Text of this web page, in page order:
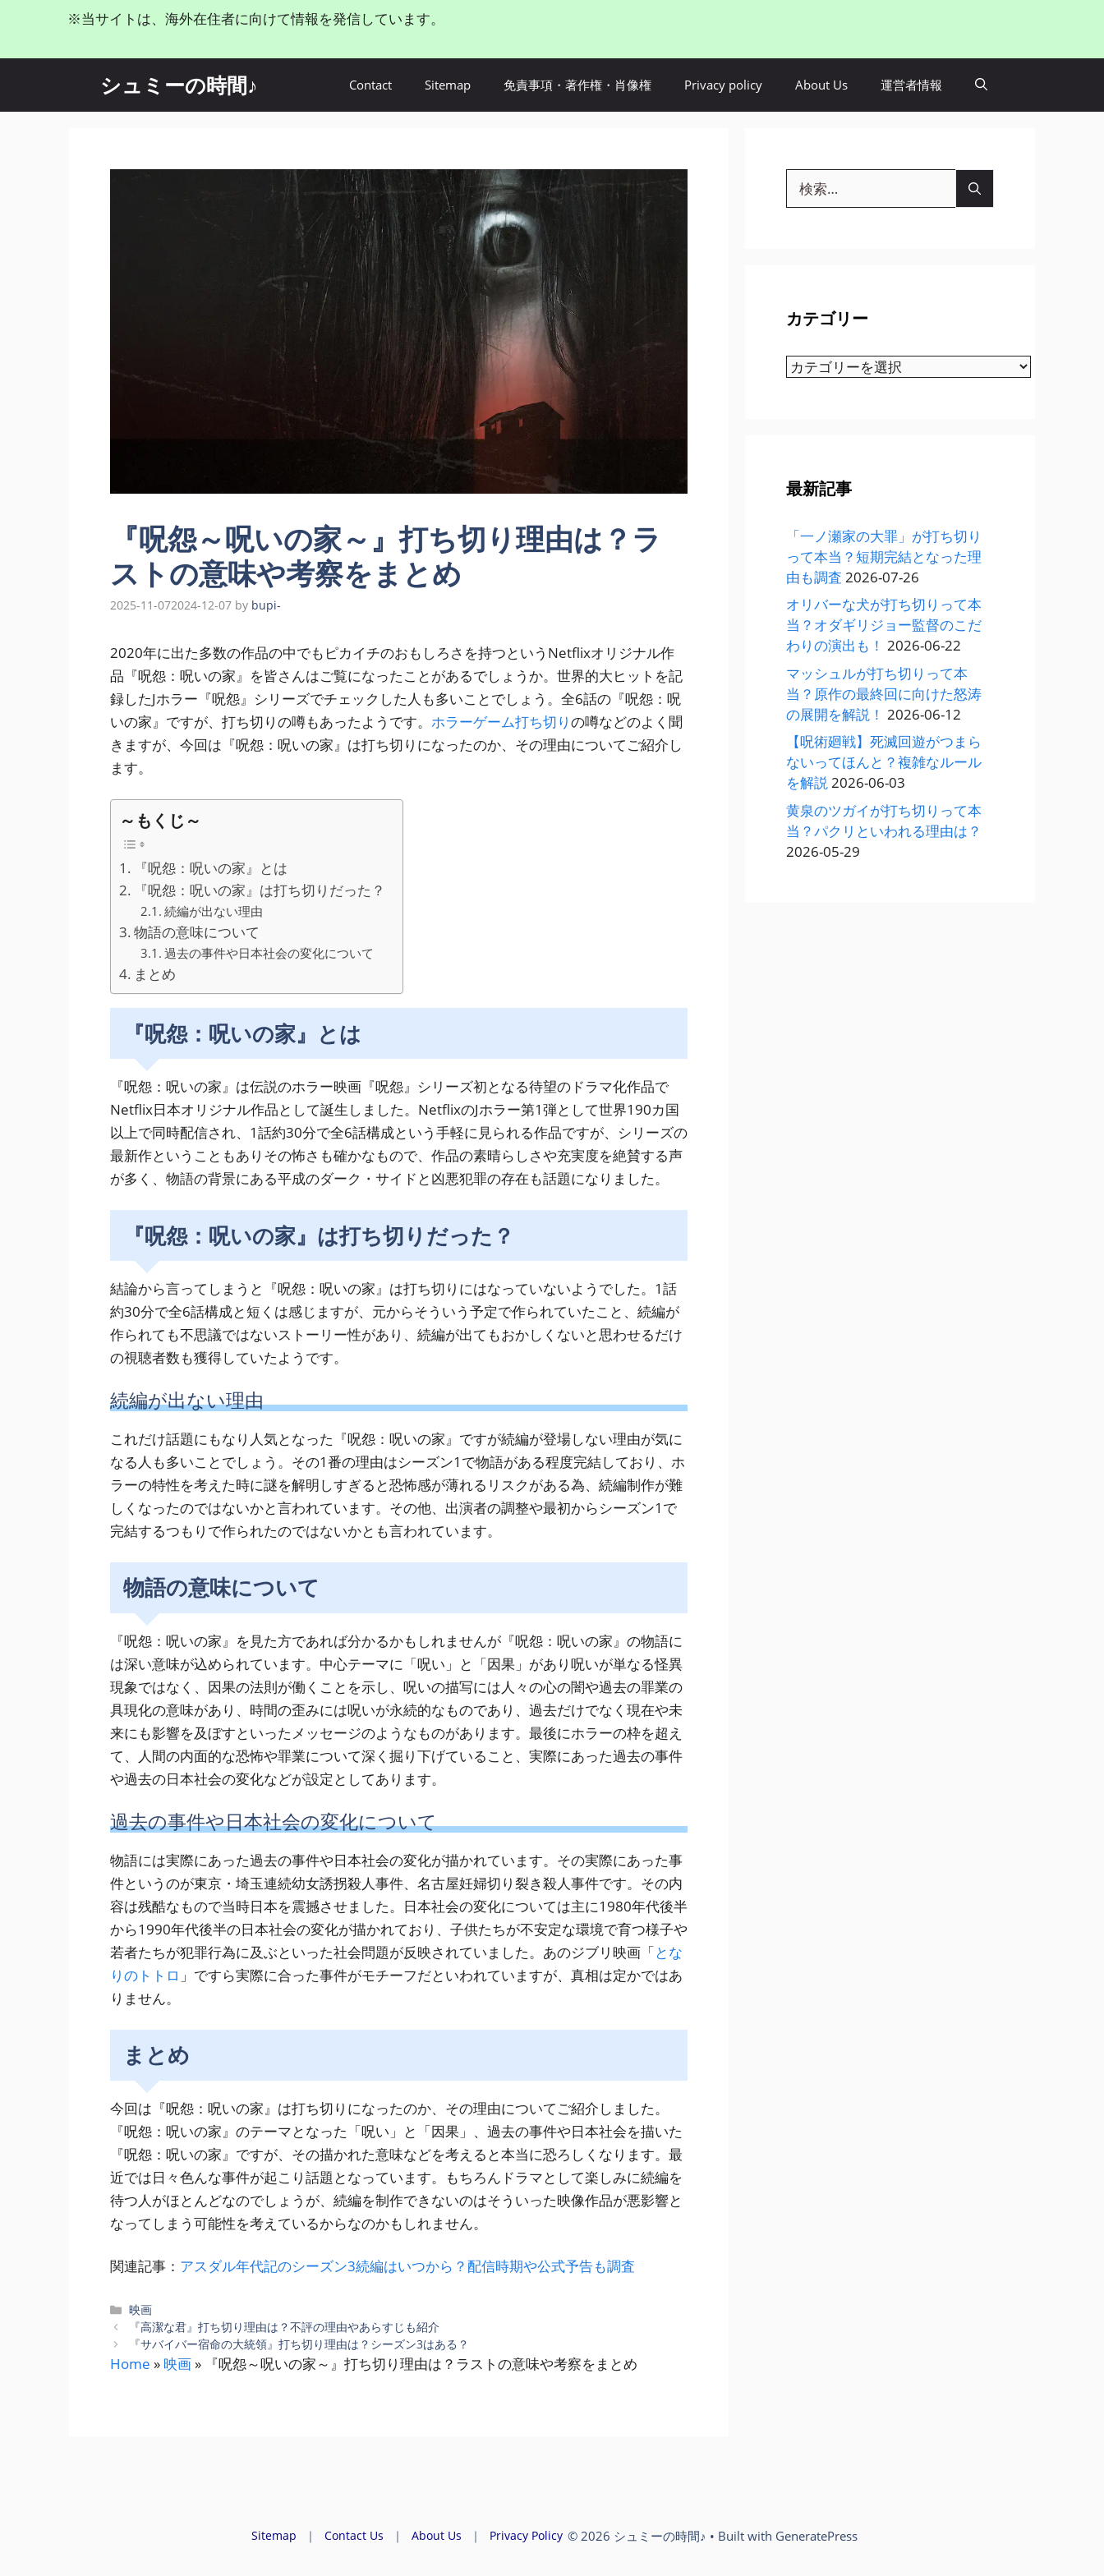
へ
※当サイトは、海外在住者に向けて情報を発信しています。
シュミーの時間♪ Contact Sitemap 免責事項・著作権・肖像権 Privacy policy About Us 運営者情報
『呪怨～呪いの家～』打ち切り理由は？ラ
ストの意味や考察をまとめ
2025-11-072024-12-07 by bupi-
2020年に出た多数の作品の中でもピカイチのおもしろさを持つというNetflixオリジナル作
品『呪怨：呪いの家』を皆さんはご覧になったことがあるでしょうか。世界的大ヒットを記
録したJホラー『呪怨』シリーズでチェックした人も多いことでしょう。全6話の『呪怨：呪
いの家』ですが、打ち切りの噂もあったようです。 ホラーゲーム打ち切りの噂などのよく聞
きますが、今回は『呪怨：呪いの家』は打ち切りになったのか、その理由についてご紹介し
ます。
～もくじ～
『呪怨：呪いの家』とは
『呪怨：呪いの家』は打ち切りだった？
続編が出ない理由
物語の意味について
過去の事件や日本社会の変化について
まとめ
『呪怨：呪いの家』とは
『呪怨：呪いの家』は伝説のホラー映画『呪怨』シリーズ初となる待望のドラマ化作品で
Netflix日本オリジナル作品として誕生しました。NetflixのJホラー第1弾として世界190カ国
以上で同時配信され、1話約30分で全6話構成という手軽に見られる作品ですが、シリーズの
最新作ということもありその怖さも確かなもので、作品の素晴らしさや充実度を絶賛する声
が多く、物語の背景にある平成のダーク・サイドと凶悪犯罪の存在も話題になりました。
『呪怨：呪いの家』は打ち切りだった？
結論から言ってしまうと『呪怨：呪いの家』は打ち切りにはなっていないようでした。1話
約30分で全6話構成と短くは感じますが、元からそういう予定で作られていたこと、続編が
作られても不思議ではないストーリー性があり、続編が出てもおかしくないと思わせるだけ
の視聴者数も獲得していたようです。
続編が出ない理由
これだけ話題にもなり人気となった『呪怨：呪いの家』ですが続編が登場しない理由が気に
なる人も多いことでしょう。その1番の理由はシーズン1で物語がある程度完結しており、ホ
ラーの特性を考えた時に謎を解明しすぎると恐怖感が薄れるリスクがある為、続編制作が難
しくなったのではないかと言われています。その他、出演者の調整や最初からシーズン1で
完結するつもりで作られたのではないかとも言われています。
物語の意味について
『呪怨：呪いの家』を見た方であれば分かるかもしれませんが『呪怨：呪いの家』の物語に
は深い意味が込められています。中心テーマに「呪い」と「因果」があり呪いが単なる怪異
現象ではなく、因果の法則が働くことを示し、呪いの描写には人々の心の闇や過去の罪業の
具現化の意味があり、時間の歪みには呪いが永続的なものであり、過去だけでなく現在や未
来にも影響を及ぼすといったメッセージのようなものがあります。最後にホラーの枠を超え
て、人間の内面的な恐怖や罪業について深く掘り下げていること、実際にあった過去の事件
や過去の日本社会の変化などが設定としてあります。
過去の事件や日本社会の変化について
物語には実際にあった過去の事件や日本社会の変化が描かれています。その実際にあった事
件というのが東京・埼玉連続幼女誘拐殺人事件、名古屋妊婦切り裂き殺人事件です。その内
容は残酷なもので当時日本を震撼させました。日本社会の変化については主に1980年代後半
から1990年代後半の日本社会の変化が描かれており、子供たちが不安定な環境で育つ様子や
若者たちが犯罪行為に及ぶといった社会問題が反映されていました。あのジブリ映画「とな
りのトトロ 」ですら実際に合った事件がモチーフだといわれていますが、真相は定かではあ
りません。
まとめ
今回は『呪怨：呪いの家』は打ち切りになったのか、その理由についてご紹介しました。
『呪怨：呪いの家』のテーマとなった「呪い」と「因果」、過去の事件や日本社会を描いた
『呪怨：呪いの家』ですが、その描かれた意味などを考えると本当に恐ろしくなります。最
近では日々色んな事件が起こり話題となっています。もちろんドラマとして楽しみに続編を
待つ人がほとんどなのでしょうが、続編を制作できないのはそういった映像作品が悪影響と
なってしまう可能性を考えているからなのかもしれません。
関連記事： アスダル年代記のシーズン3続編はいつから？配信時期や公式予告も調査
カ
テ
ゴ
リ
映画
『高潔な君』打ち切り理由は？不評の理由やあらすじも紹介
『サバイバー宿命の大統領』打ち切り理由は？シーズン3はある？
Home »映画 » 『呪怨～呪いの家～』打ち切り理由は？ラストの意味や考察をまとめ
索:
カテゴリー
カ
最新記事
「一ノ瀬家の大罪」が打ち切り
って本当？短期完結となった理
由も調査 2026-07-26
オリバーな犬が打ち切りって本
当？オダギリジョー監督のこだ
わりの演出も！ 2026-06-22
マッシュルが打ち切りって本
当？原作の最終回に向けた怒涛
の展開を解説！ 2026-06-12
【呪術廻戦】死滅回遊がつまら
ないってほんと？複雑なルール
を解説2026-06-03
黄泉のツガイが打ち切りって本
当？パクリといわれる理由は？
2026-05-29
Sitemap ｜ Contact Us ｜ About Us ｜ Privacy Policy © 2026 シュミーの時間♪ • Built with GeneratePress